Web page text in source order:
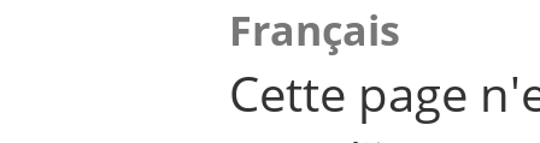
Français
Cette page